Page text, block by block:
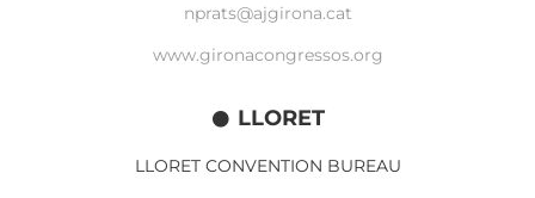
nprats@ajgirona.cat
www.gironacongressos.org
LLORET
LLORET CONVENTION BUREAU